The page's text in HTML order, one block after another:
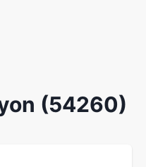
(54260)